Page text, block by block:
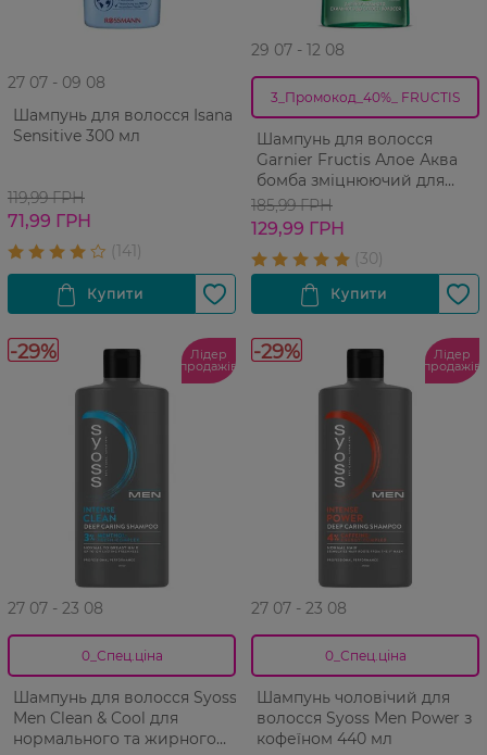
27 07 - 09 08
Шампунь для волосся Isana
Sensitive 300 мл
119,99 ГРН
71,99 ГРН
29 07 - 12 08
3_Промокод_40%_ FRUCTIS
Шампунь для волосся
Garnier Fructis Алое Аква
бомба зміцнюючий для
нормального волосся 400
мл
185,99 ГРН
129,99 ГРН
-29% Лідер
продажів
27 07 - 23 08
0_Спец.ціна
Шампунь для волосся Syoss
Men Clean & Cool для
нормального та жирного
-29% Лідер
продажів
27 07 - 23 08
0_Спец.ціна
Шампунь чоловічий для
волосся Syoss Men Power з
кофеїном 440 мл